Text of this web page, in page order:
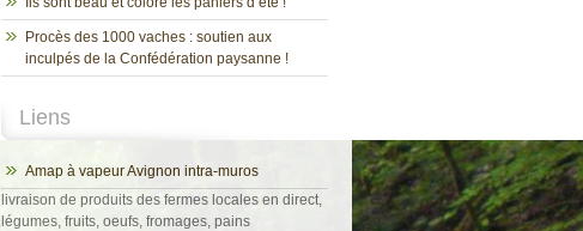
Procès des 1000 vaches : soutien aux
inculpés de la Confédération paysanne !
Liens
Amap à vapeur Avignon intra-muros
livraison de produits des fermes locales en direct,
légumes, fruits, oeufs, fromages, pains